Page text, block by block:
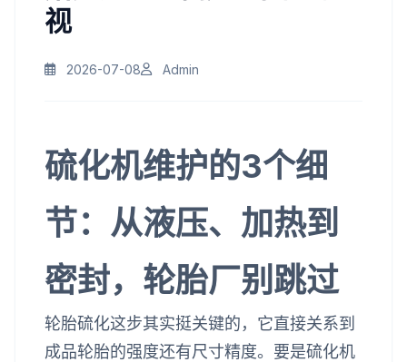
视
2026-07-08 Admin
硫化机维护的3个细
节：从液压、加热到
密封，轮胎厂别跳过
轮胎硫化这步其实挺关键的，它直接关系到
成品轮胎的强度还有尺寸精度。要是硫化机